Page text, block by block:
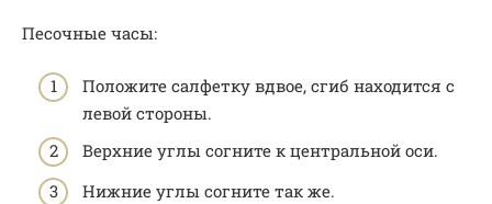
Песочные часы:
Положите салфетку вдвое, сгиб находится с
левой стороны.
Верхние углы согните к центральной оси.
Нижние углы согните так же.